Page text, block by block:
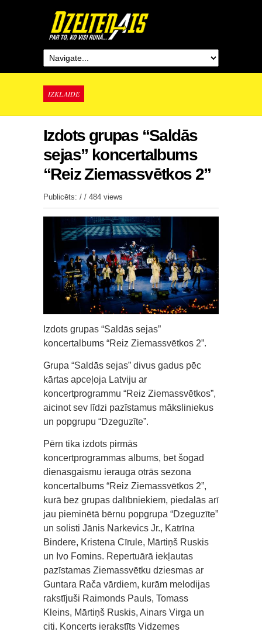
IZKLAIDE
Izdots grupas “Saldās
sejas” koncertalbums
“Reiz Ziemassvētkos 2”
Publicēts: / / 484 views
Izdots grupas “Saldās sejas”
koncertalbums “Reiz Ziemassvētkos 2”.
Grupa “Saldās sejas” divus gadus pēc
kārtas apceļoja Latviju ar
koncertprogrammu “Reiz Ziemassvētkos”,
aicinot sev līdzi pazīstamus māksliniekus
un popgrupu “Dzeguzīte”.
Pērn tika izdots pirmās
koncertprogrammas albums, bet šogad
dienasgaismu ierauga otrās sezona
koncertalbums “Reiz Ziemassvētkos 2”,
kurā bez grupas dalībniekiem, piedalās arī
jau pieminētā bērnu popgrupa “Dzeguzīte”
un solisti Jānis Narkevics Jr., Katrīna
Bindere, Kristena Cīrule, Mārtiņš Ruskis
un Ivo Fomins. Repertuārā iekļautas
pazīstamas Ziemassvētku dziesmas ar
Guntara Rača vārdiem, kurām melodijas
rakstījuši Raimonds Pauls, Tomass
Kleins, Mārtiņš Ruskis, Ainars Virga un
citi. Koncerts ierakstīts Vidzemes